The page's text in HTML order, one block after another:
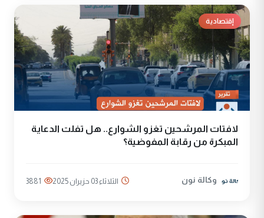
إقتصادية
لافتات المرشحين تغزو الشوارع.. هل تفلت الدعاية
المبكرة من رقابة المفوضية؟
وكالة نون الثلاثاء 03 حزيران 2025 3881